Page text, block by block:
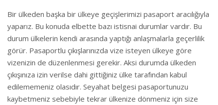
Bir ülkeden başka bir ülkeye geçişlerimizi pasaport aracılığıyla
yaparız. Bu konuda elbette bazı istisnai durumlar vardır. Bu
durum ülkelerin kendi arasında yaptığı anlaşmalarla geçerlilik
görür. Pasaportlu çıkışlarınızda vize isteyen ülkeye göre
vizenizin de düzenlenmesi gerekir. Aksi durumda ülkeden
çıkışınıza izin verilse dahi gittiğiniz ülke tarafından kabul
edilememeniz olasıdır. Seyahat belgesi pasaportunuzu
kaybetmeniz sebebiyle tekrar ülkenize dönmeniz için size